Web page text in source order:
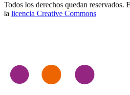
Todos los derechos quedan reservados.
la licencia Creative Commons